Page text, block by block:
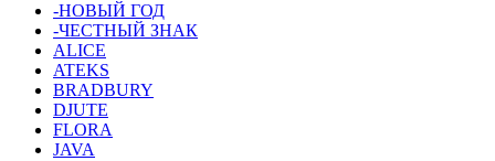
-НОВЫЙ ГОД
-ЧЕСТНЫЙ ЗНАК
ALICE
ATEKS
BRADBURY
DJUTE
FLORA
JAVA